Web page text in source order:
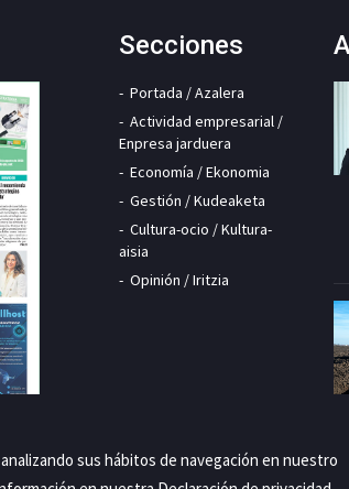
Secciones
Portada / Azalera
Actividad empresarial /
Enpresa jarduera
Economía / Ekonomia
Gestión / Kudeaketa
Cultura-ocio / Kultura-
aisia
Opinión / Iritzia
sus hábitos de navegación en nuestro